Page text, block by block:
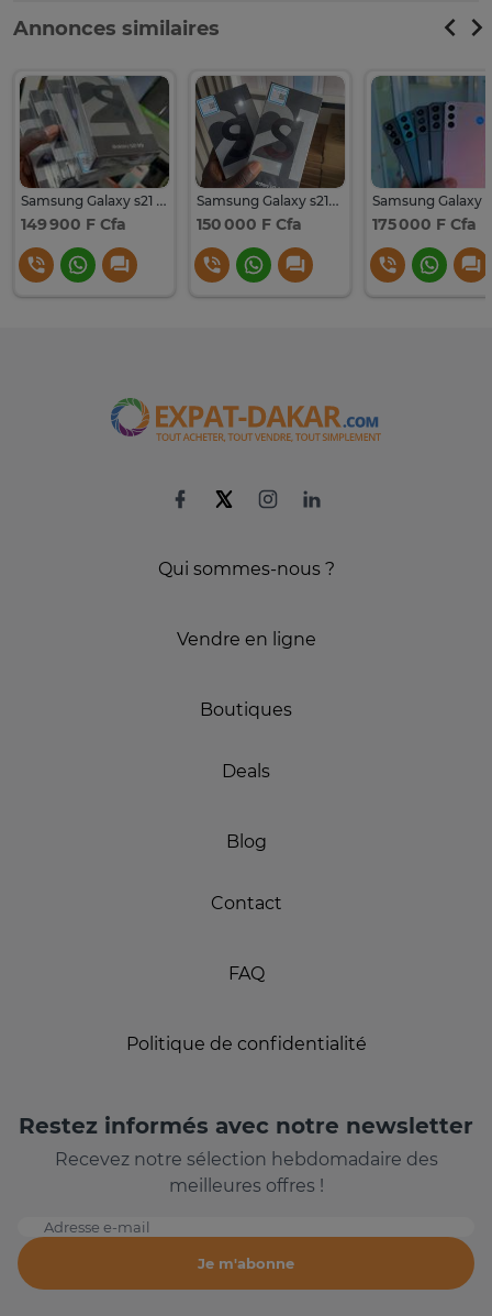
Annonces similaires
Samsung Galaxy s21 scelle 128go ram 8go 5g
149 900 F Cfa
Samsung Galaxy s21+ scelle 128go ram 8go 5g
150 000 F Cfa 175 000 F Cfa
Qui sommes-nous ?
Vendre en ligne
Boutiques
Deals
Blog
Contact
FAQ
Politique de confidentialité
Restez informés avec notre newsletter
Recevez notre sélection hebdomadaire des
meilleures offres !
Adresse e-mail
Je m'abonne